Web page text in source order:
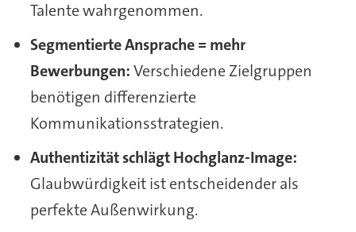
Talente wahrgenommen.
Segmentierte Ansprache = mehr
Bewerbungen:Verschiedene Zielgruppen
benötigen differenzierte
Kommunikationsstrategien.
Authentizität schlägt Hochglanz-Image:
Glaubwürdigkeit ist entscheidender als
perfekte Außenwirkung.